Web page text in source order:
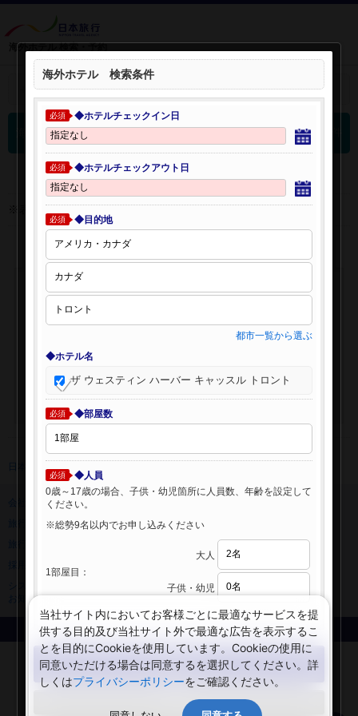
海外ホテル 検索・予約
検索条件を開く：
海外ホテル 検索結果
※表示金額はオンライン予約時の金額です。
日本旅行 トップ
旅行業登録票・約款
規約集
ニュースリリース
サイトマップ
お知らせ
Copyright © NIPPON TRAVEL AGENCY Co.,LTD. All rights reserved.
海外ホテル 検索条件
必須 ◆ホテルチェックイン日
必須 ◆ホテルチェックアウト日
必須 ◆目的地
都市一覧から選ぶ
◆ホテル名
ザ ウェスティン ハーバー キャッスル トロント
必須 ◆部屋数
必須
◆人員
0歳～17歳の場合、子供・幼児箇所に人員数、年齢を設定して
ください。
※総勢9名以内でお申し込みください
1部屋目：
大人
子供・幼児
検索する
閉じる
当社サイト内においてお客様ごとに最適なサービスを提
供する目的及び当社サイト外で最適な広告を表示するこ
とを目的にCookieを使用しています。Cookieの使用に
同意いただける場合は同意するを選択してください。詳
しくはプライバシーポリシーをご確認ください。